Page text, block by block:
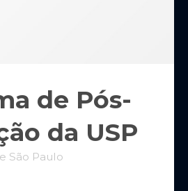
de Pós-
da USP
São Paulo